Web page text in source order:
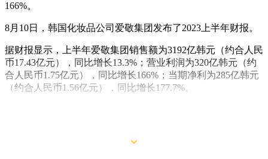
166%。
8月10日，韩国化妆品公司爱敬集团发布了2023上半年财报。
据财报显示，上半年爱敬集团销售额为3192亿韩元（约合人民
币17.43亿元），同比增长13.3%；营业利润为320亿韩元（约
合人民币1.75亿元），同比增长166%；当期净利为285亿韩元
（约合人民币1.56亿元），同比增长177.7%。